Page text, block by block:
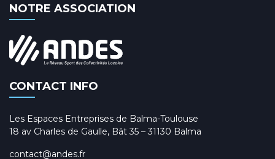
NOTRE ASSOCIATION
CONTACT INFO
Les Espaces Entreprises de Balma-Toulouse
18 av Charles de Gaulle, Bât 35 – 31130 Balma
contact@andes.fr